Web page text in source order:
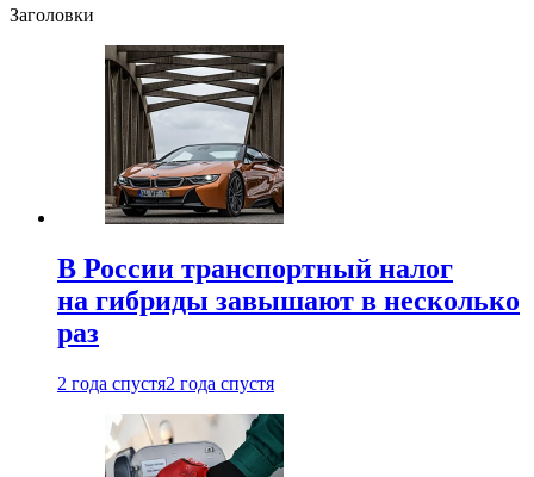
Заголовки
В России транспортный налог
на гибриды завышают в несколько
раз
2 года спустя2 года спустя